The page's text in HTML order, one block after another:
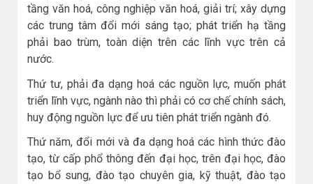
tầng văn hoá, công nghiệp văn hoá, giải trí; xây dựng
các trung tâm đổi mới sáng tạo; phát triển hạ tầng
phải bao trùm, toàn diện trên các lĩnh vực trên cả
nước.
Thứ tư, phải đa dạng hoá các nguồn lực, muốn phát
triển lĩnh vực, ngành nào thì phải có cơ chế chính sách,
huy động nguồn lực để ưu tiên phát triển ngành đó.
Thứ năm, đổi mới và đa dạng hoá các hình thức đào
tạo, từ cấp phổ thông đến đại học, trên đại học, đào
tạo bổ sung, đào tạo chuyên gia, kỹ thuật, đào tạo